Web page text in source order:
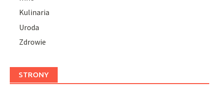
Kulinaria
Uroda
Zdrowie
STRONY